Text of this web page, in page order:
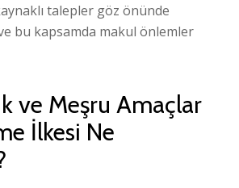
talepler göz önünde
bu kapsamda makul önlemler
ve Meşru Amaçlar
İlkesi Ne